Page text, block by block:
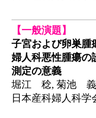
【一般演題】
子宮および卵巣腫
婦人科悪性腫瘍の
測定の意義
堀江 稔, 菊池
日本産科婦人科学